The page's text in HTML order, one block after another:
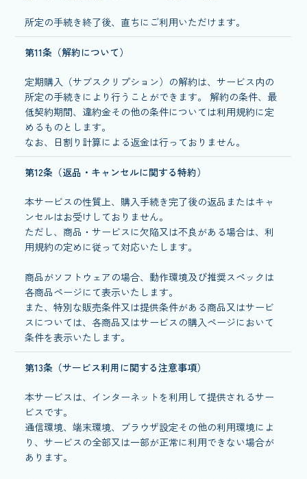
所定の手続き終了後、直ちにご利用いただけます。
第11条（解約について）
定期購入（サブスクリプション）の解約は、サービス内の
所定の手続きにより行うことができます。 解約の条件、最
低契約期間、違約金その他の条件については利用規約に定
めるものとします。
なお、日割り計算による返金は行っておりません。
第12条（返品・キャンセルに関する特約）
本サービスの性質上、購入手続き完了後の返品またはキャ
ンセルはお受けしておりません。
ただし、商品・サービスに欠陥又は不良がある場合は、利
用規約の定めに従って対応いたします。
商品がソフトウェアの場合、動作環境及び推奨スペックは
各商品ページにて表示いたします。
また、特別な販売条件又は提供条件がある商品又はサービ
スについては、各商品又はサービスの購入ページにおいて
条件を表示いたします。
第13条（サービス利用に関する注意事項）
本サービスは、インターネットを利用して提供されるサー
ビスです。
通信環境、端末環境、ブラウザ設定その他の利用環境によ
り、サービスの全部又は一部が正常に利用できない場合が
あります。